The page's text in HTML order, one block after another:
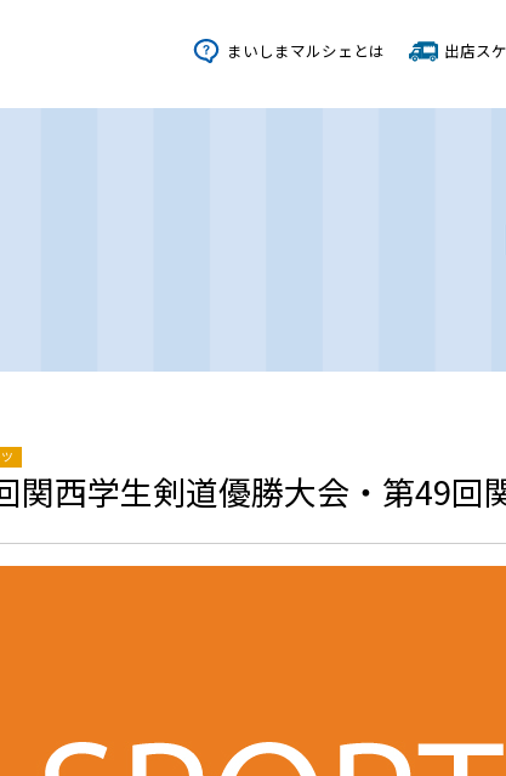
まいしまマルシェとは 出店ス
関西学生剣道優勝大会・第49回